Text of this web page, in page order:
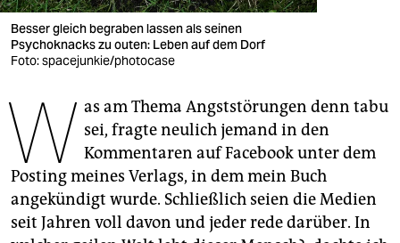
veranstaltungen
shop
unterstützen
abo
genossenschaft
epaper login
Besser gleich begraben lassen als seinen
Psychoknacks zu outen: Leben auf dem Dorf
Foto: spacejunkie/photocase
W as am Thema Angststörungen denn tabu
sei, fragte neulich jemand in den
Kommentaren auf Facebook unter dem
Posting meines Verlags, in dem mein Buch
angekündigt wurde. Schließlich seien die Medien
seit Jahren voll davon und jeder rede darüber. In